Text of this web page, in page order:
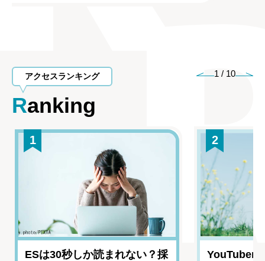
アクセスランキング
Ranking
1 / 10
1
ESは30秒しか読まれない？採
2
YouTuber